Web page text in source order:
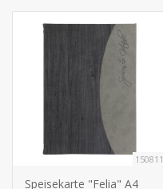
150811
Speisekarte "Felia" A4